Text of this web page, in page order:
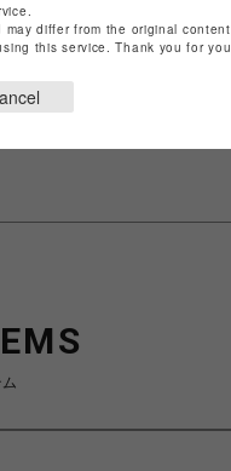
differ from the original
this service. Thank you for